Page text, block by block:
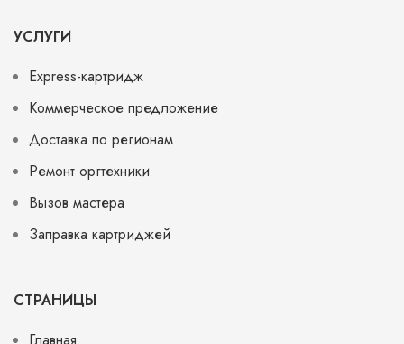
УСЛУГИ
Express-картридж
Коммерческое предложение
Доставка по регионам
Ремонт оргтехники
Вызов мастера
Заправка картриджей
СТРАНИЦЫ